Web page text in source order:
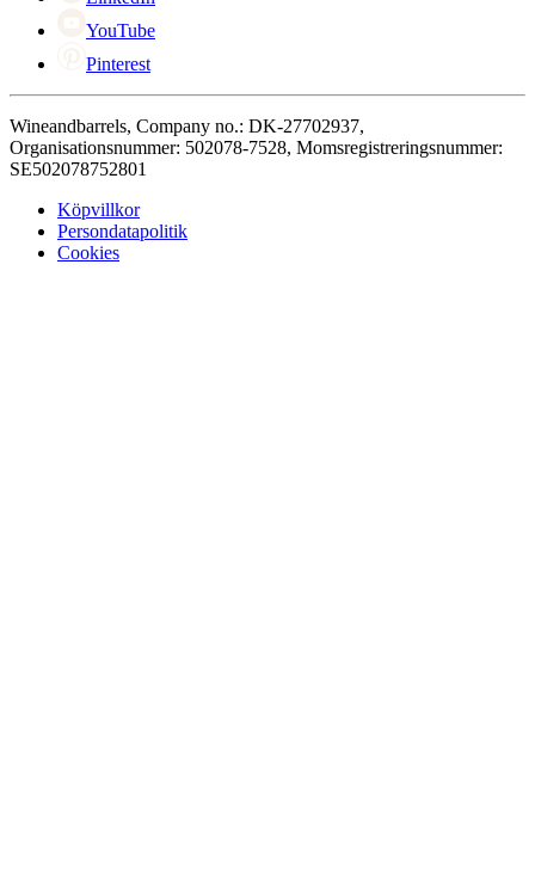
YouTube
Pinterest
Wineandbarrels, Company no.: DK-27702937,
Organisationsnummer: 502078-7528, Momsregistreringsnummer:
SE502078752801
Köpvillkor
Persondatapolitik
Cookies